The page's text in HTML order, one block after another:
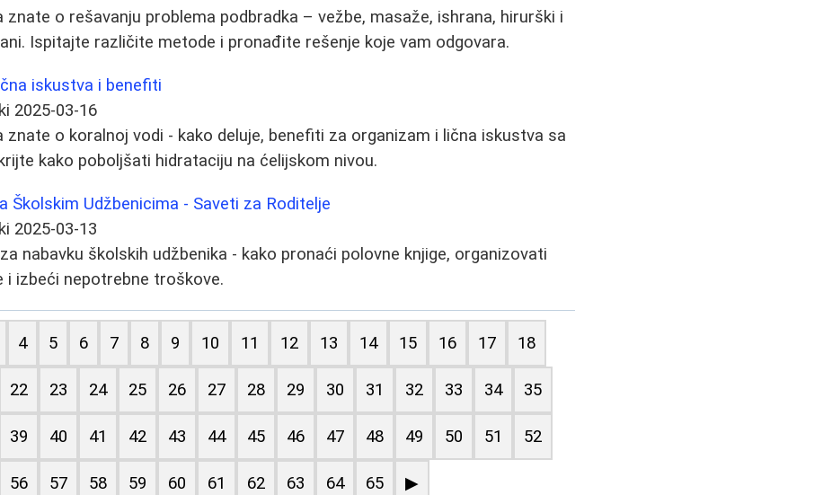
znate o rešavanju problema podbradka – vežbe, masaže, ishrana, hirurški i
Ispitajte različite metode i pronađite rešenje koje vam odgovara.
iskustva i benefiti
2025-03-16
znate o koralnoj vodi - kako deluje, benefiti za organizam i lična iskustva sa
kako poboljšati hidrataciju na ćelijskom nivou.
Školskim Udžbenicima - Saveti za Roditelje
2025-03-13
nabavku školskih udžbenika - kako pronaći polovne knjige, organizovati
i izbeći nepotrebne troškove.
4 5 6 7 8 9 10 11 12 13 14 15 16 17 18
22 23 24 25 26 27 28 29 30 31 32 33 34 35
39 40 41 42 43 44 45 46 47 48 49 50 51 52
56 57 58 59 60 61 62 63 64 65 ▶